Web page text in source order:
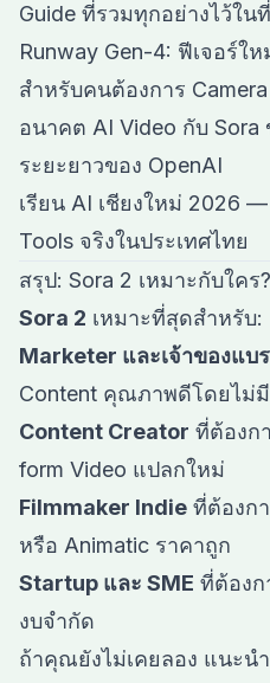
Guide ที่รวมทุกอย่างไว้ใน
Runway Gen-4: ฟีเจอร์ใ
สำหรับคนต้องการ
อนาคต AI Video กับ Sora
ระยะยาวของ OpenAI
เรียน AI เชียงใหม่ 2026 —
Tools จริงในประเทศไทย
สรุป: Sora 2 เหมาะกับใคร?
Sora 2 เหมาะที่สุดสำหรับ:
Marketer และเจ้าของแบ
Content คุณภาพดีโดยไม่มี
Content Creator ที่ต้องก
form Video แปลกใหม่
Filmmaker Indie ที่ต้องก
หรือ Animatic ราคาถูก
Startup และ SME ที่ต้องก
งบจำกัด
ถ้าคุณยังไม่เคยลอง แนะน